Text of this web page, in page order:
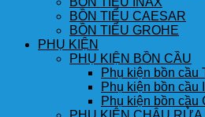
BỒN TIỂU CAESAR
BỒN TIỂU GROHE
PHỤ KIỆN
PHỤ KIỆN BỒN CẦU
Phụ kiện bồn cầu
Phụ kiện bồn cầu
Phụ kiện bồn cầu